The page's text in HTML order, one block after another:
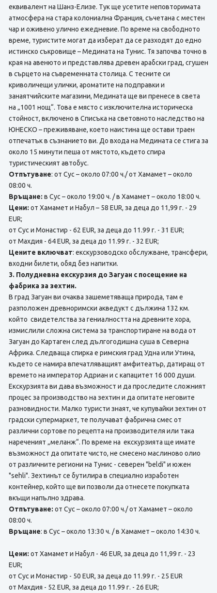
еквивалент на Шанз-Елизе. Тук ще усетите неповторимата
атмосфера на стара колониална Франция, съчетана с местен
чар и оживено улично ежедневие. По време на свободното
време, туристите могат да изберат да се разходят до едно
истинско съкровище – Медината на Тунис. Тя започва точно в
края на авенюто и представлява древен арабски град, сгушен
в сърцето на съвременната столица. С тесните си
криволичещи улички, ароматите на подправки и
занаятчийските магазини, Медината ще ви пренесе в света
на „1001 нощ“. Това е място с изключителна историческа
стойност, включено в Списъка на световното наследство на
ЮНЕСКО – преживяване, което наистина ще остави траен
отпечатък в съзнанието ви. До входа на Медината се стига за
около 15 минути пеша от мястото, където спира
туристическият автобус.
Отпътуване: от Сус – около 07:00 ч./ от Хамамет – около
08:00 ч.
Връщане: в Сус – около 19:00 ч. / в Хамамет – около 18:00 ч.
Цени: от Хамамет и Набул – 58 EUR, за деца до 11,99 г. - 29
EUR;
от Сус и Монастир - 62 EUR, за деца до 11.99 г. - 31 EUR;
от Махдия - 64 EUR, за деца до 11.99 г. - 32 EUR;
Цените включват: екскурзоводско обслужване, трансфери,
входни билети, обяд без напитки.
3. Полудневна екскурзия до Загуан с посещение на
фабрика за зехтин.
В град Загуан ви очаква зашеметяваща природа, там е
разположен древноримски акведукт с дължина 132 км.
който свидетелства за гениалността на древните хора,
измислили сложна система за транспортиране на вода от
Загуан до Картаген след дългогодишна суша в Северна
Африка. Следваща спирка е римския град Удна или Утина,
където се намира впечатляващият амфитеатър, датиращ от
времето на император Адриан и с капацитет 16 000 души.
Екскурзията ви дава възможност и да проследите сложният
процес за производство на зехтин и да опитате неговите
разновидности. Малко туристи знаят, че купувайки зехтин от
градски супермаркет, те получават фабрична смес от
различни сортове по рецепта на производителя или така
нареченият „меланж“. По време на екскурзията ще имате
възможност да опитате чисто, не смесено маслиново олио
от различните региони на Тунис - северен "beldi" и южен
"sehli". Зехтинът се бутилира в специално изработен
контейнер, който ще ви позволи да отнесете покупката
вкъщи напълно здрава.
Отпътуване: от Сус – около 07:00 ч./ от Хамамет – около
08:00 ч.
Връщане: в Сус – около 13:30 ч. / в Хамамет – около 14:30 ч.
Цени: от Хамамет и Набул - 46 EUR, за деца до 11,99 г. - 23
EUR;
от Сус и Монастир - 50 EUR, за деца до 11.99 г. - 25 EUR
от Махдия - 52 EUR, за деца до 11.99 г. - 26 EUR;